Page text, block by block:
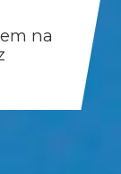
na